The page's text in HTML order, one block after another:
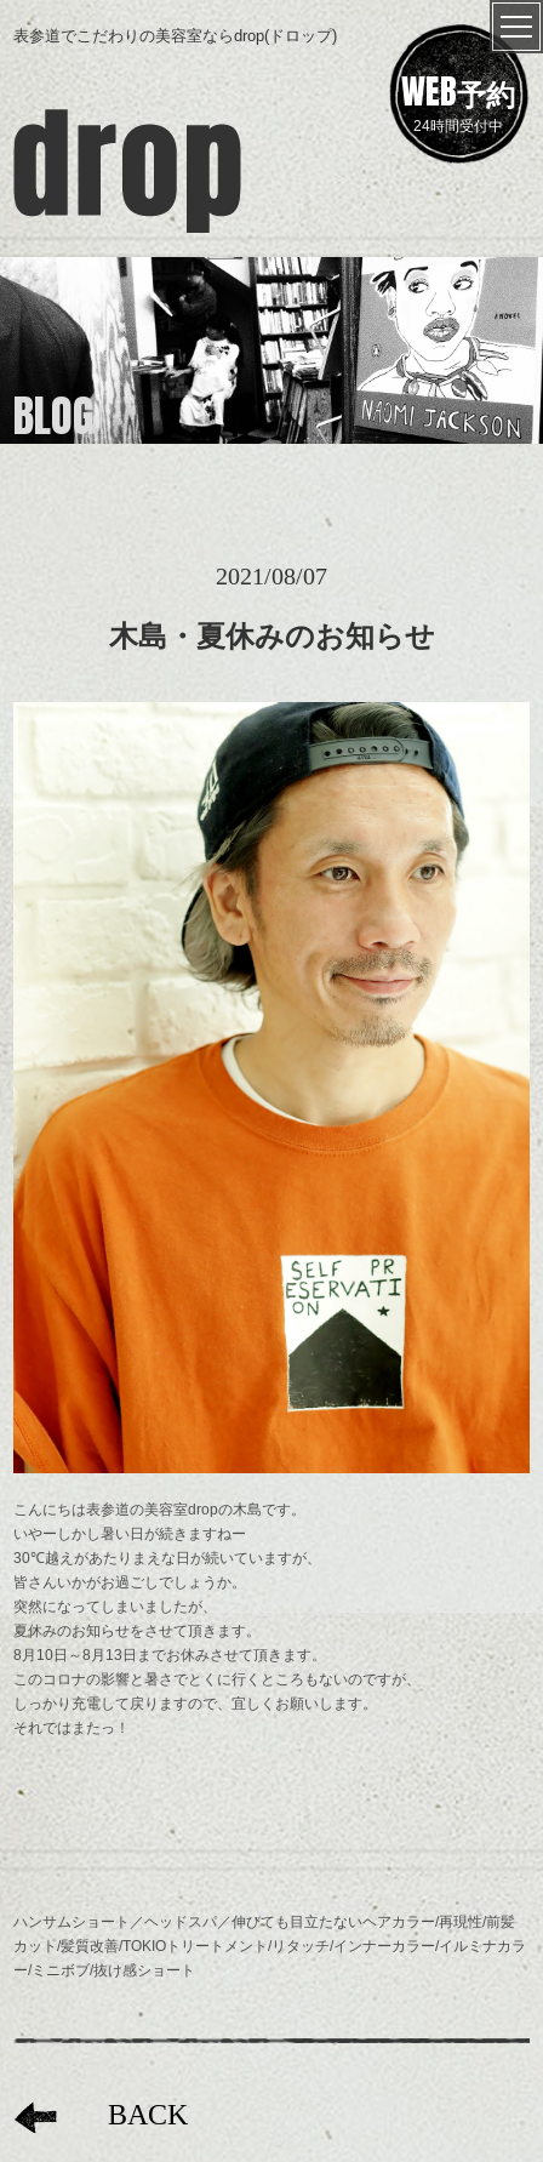
表参道でこだわりの美容室ならdrop(ドロップ)
WEB予約
24時間受付中
BLOG
2021/08/07
木島・夏休みのお知らせ
こんにちは表参道の美容室dropの木島です。
いやーしかし暑い日が続きますねー
30℃越えがあたりまえな日が続いていますが、
皆さんいかがお過ごしでしょうか。
突然になってしまいましたが、
夏休みのお知らせをさせて頂きます。
8月10日～8月13日までお休みさせて頂きます。
このコロナの影響と暑さでとくに行くところもないのですが、
しっかり充電して戻りますので、宜しくお願いします。
それではまたっ！
ハンサムショート／ヘッドスパ／伸びても目立たないヘアカラー/再現性/前髪
カット/髪質改善/TOKIOトリートメント/リタッチ/インナーカラー/イルミナカラ
ー/ミニボブ/抜け感ショート
BACK